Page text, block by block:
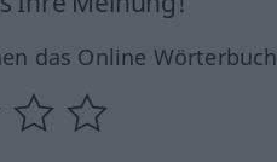
das Online